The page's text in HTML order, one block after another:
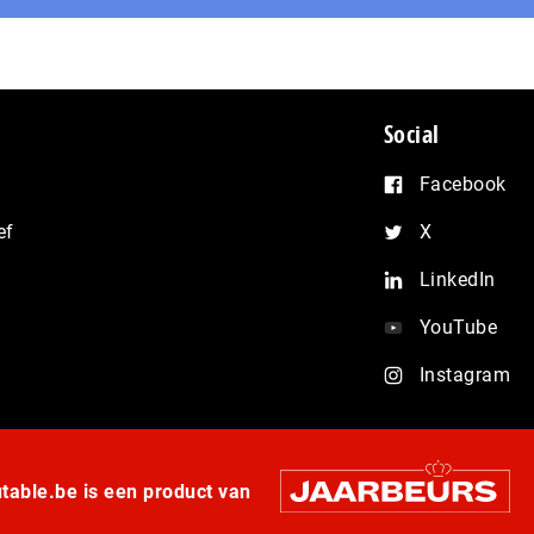
Social
Facebook
X
LinkedIn
YouTube
Instagram
is een product van